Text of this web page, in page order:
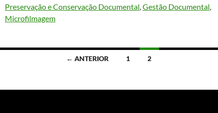
Preservação e Conservação Documental Gestão Documental
Microfilmagem
posts
← ANTERIOR 1 2